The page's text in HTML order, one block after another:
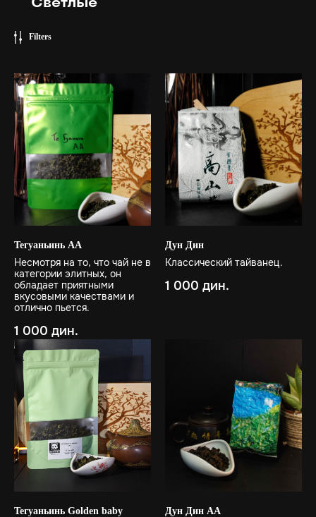
Filters
Тегуаньинь АА
Несмотря на то, что чай не в
категории элитных, он
обладает приятными
вкусовыми качествами и
отлично пьется.
1 000 дин.
Дун Дин
Классический тайванец.
1 000 дин.
Тегуаньинь Golden baby Дун Дин АА